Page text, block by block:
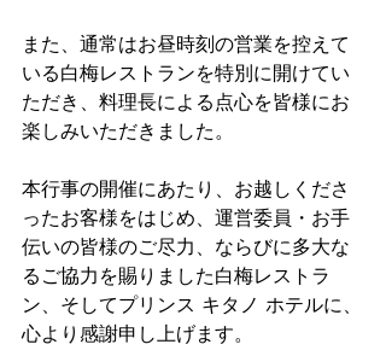
また、通常はお昼時刻の営業を控えて
いる白梅レストランを特別に開けてい
ただき、料理長による点心を皆様にお
楽しみいただきました。
本行事の開催にあたり、お越しくださ
ったお客様をはじめ、運営委員・お手
伝いの皆様のご尽力、ならびに多大な
るご協力を賜りました白梅レストラ
ン、そしてプリンス キタノ ホテルに、
心より感謝申し上げます。